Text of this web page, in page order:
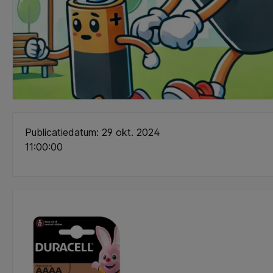
Publicatiedatum: 29 okt. 2024
11:00:00